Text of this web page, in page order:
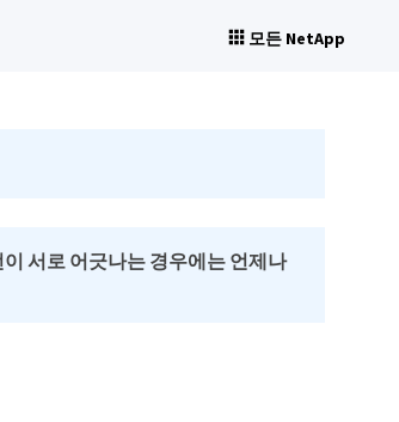
모든 NetApp
서로 어긋나는 경우에는 언제나